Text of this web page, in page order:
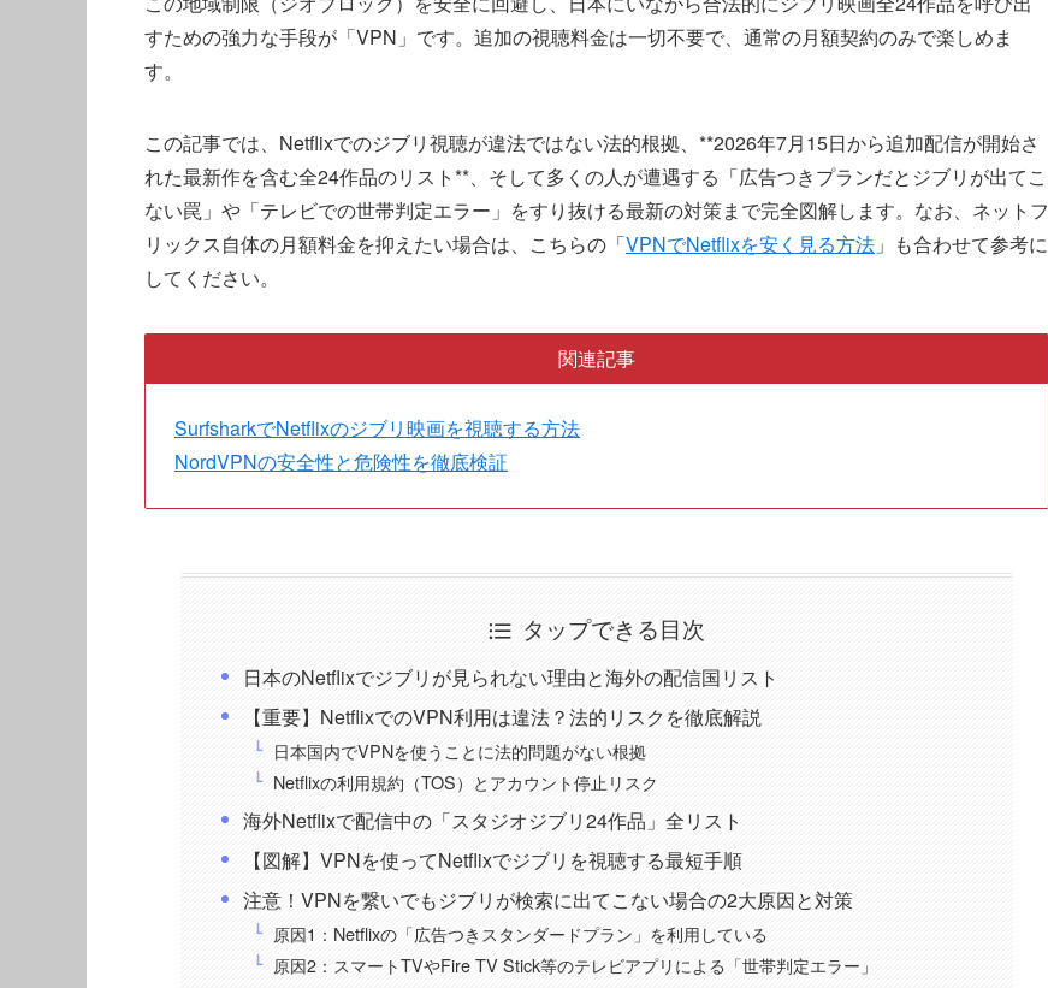
すための強力な手段が「VPN」です。追加の視聴料金は一切不要で、通常の月額契約のみで楽しめま
す。
この記事では、Netflixでのジブリ視聴が違法ではない法的根拠、**2026年7月15日から追加配信が開始さ
れた最新作を含む全24作品のリスト**、そして多くの人が遭遇する「広告つきプランだとジブリが出てこ
ない罠」や「テレビでの世帯判定エラー」をすり抜ける最新の対策まで完全図解します。なお、ネットフ
リックス自体の月額料金を抑えたい場合は、こちらの「VPNでNetflixを安く見る方法 」も合わせて参考に
してください。
関連記事
SurfsharkでNetflixのジブリ映画を視聴する方法
NordVPNの安全性と危険性を徹底検証
タップできる目次
日本のNetflixでジブリが見られない理由と海外の配信国リスト
【重要】NetflixでのVPN利用は違法？法的リスクを徹底解説
日本国内でVPNを使うことに法的問題がない根拠
Netflixの利用規約（TOS）とアカウント停止リスク
海外Netflixで配信中の「スタジオジブリ24作品」全リスト
【図解】VPNを使ってNetflixでジブリを視聴する最短手順
注意！VPNを繋いでもジブリが検索に出てこない場合の2大原因と対策
原因1：Netflixの「広告つきスタンダードプラン」を利用している
原因2：スマートTVやFire TV Stick等のテレビアプリによる「世帯判定エラー」